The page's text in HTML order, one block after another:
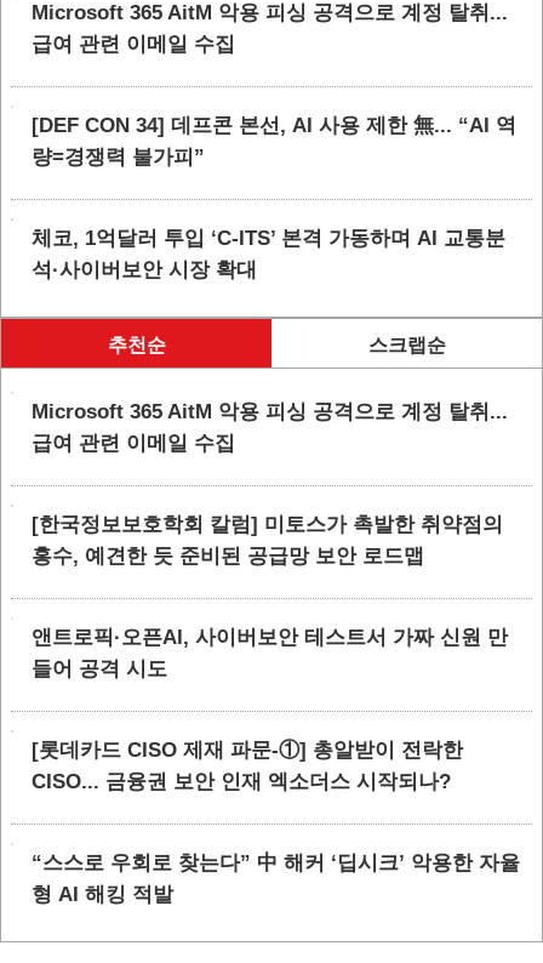
Microsoft 365 AitM 악용 피싱 공격으로 계정 탈취...
급여 관련 이메일 수집
[DEF CON 34] 데프콘 본선, AI 사용 제한 無... “AI 역
량=경쟁력 불가피”
체코, 1억달러 투입 ‘C-ITS’ 본격 가동하며 AI 교통분
석·사이버보안 시장 확대
추천순 스크랩순
Microsoft 365 AitM 악용 피싱 공격으로 계정 탈취...
급여 관련 이메일 수집
[한국정보보호학회 칼럼] 미토스가 촉발한 취약점의
홍수, 예견한 듯 준비된 공급망 보안 로드맵
앤트로픽·오픈AI, 사이버보안 테스트서 가짜 신원 만
들어 공격 시도
[롯데카드 CISO 제재 파문-①] 총알받이 전락한
CISO... 금융권 보안 인재 엑소더스 시작되나?
“스스로 우회로 찾는다” 中 해커 ‘딥시크’ 악용한 자율
형 AI 해킹 적발